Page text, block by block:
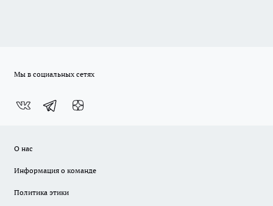
Мы в социальных сетях
О нас
Информация о команде
Политика этики